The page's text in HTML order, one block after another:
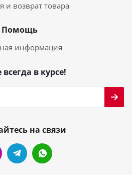
и возврат товара
Помощь
информация
всегда в курсе!
на связи